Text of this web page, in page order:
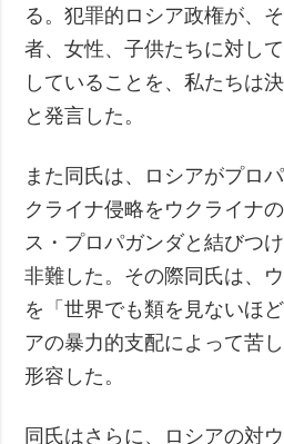
る。犯罪的ロシア政権が、
者、女性、子供たちに対し
していることを、私たちは
と発言した。
また同氏は、ロシアがプロ
クライナ侵略をウクライナ
ス・プロパガンダと結びつ
非難した。その際同氏は、
を「世界でも類を見ないほ
アの暴力的支配によって苦
形容した。
同氏はさらに、ロシアの対